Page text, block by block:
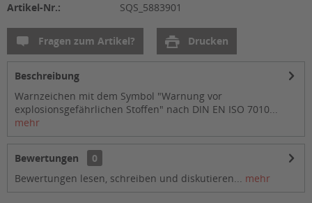
Artikel-Nr.: SQS_5883901
Fragen zum Artikel? Drucken
Beschreibung
Warnzeichen mit dem Symbol "Warnung vor
explosionsgefährlichen Stoffen" nach DIN EN ISO 7010...
mehr
Bewertungen
0
Bewertungen lesen, schreiben und diskutieren... mehr